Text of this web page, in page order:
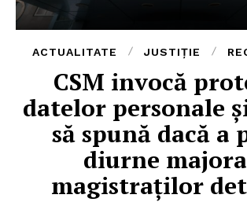
ACTUALITATE JUSTIȚIE
CSM invocă
datelor personale
să spună dacă a
diurne
magistraților